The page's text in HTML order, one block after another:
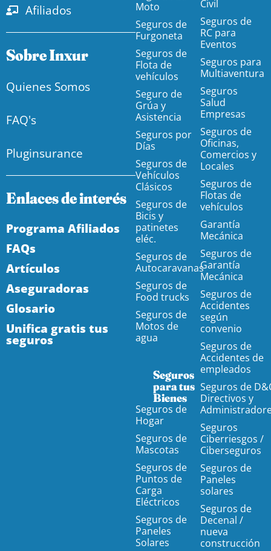
Afiliados
Sobre Inxur
Quienes Somos
FAQ's
Pluginsurance
Enlaces de interés
Programa Afiliados
FAQs
Artículos
Aseguradoras
Glosario
Unifica gratis tus
seguros
Moto
Seguros de
Furgoneta
Seguros de
Flota de
vehículos
Seguro de
Grúa y
Asistencia
Seguros por
Días
Seguros de
Vehículos
Clásicos
Seguros de
Bicis y
patinetes
eléc.
Seguros de
Autocaravanas
Seguros de
Food trucks
Seguros de
Motos de
agua
Seguros
para tus
Bienes
Seguros de
Hogar
Seguros de
Mascotas
Seguros de
Puntos de
Carga
Eléctricos
Seguros de
Paneles
Solares
Civil
Seguros de
RC para
Eventos
Seguros para
Multiaventura
Seguros
Salud
Empresas
Seguros de
Oficinas,
Comercios y
Locales
Seguros de
Flotas de
vehículos
Garantía
Mecánica
Seguros de
Garantía
Mecánica
Seguros de
Accidentes
según
convenio
Seguros de
Accidentes de
empleados
Seguros de
Directivos y
Seguros
Ciberriesgos /
Ciberseguros
Seguros de
Paneles
solares
Seguros de
Decenal /
nueva
construcción